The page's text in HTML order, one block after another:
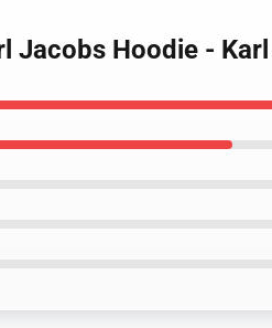
Jacobs Hoodie -